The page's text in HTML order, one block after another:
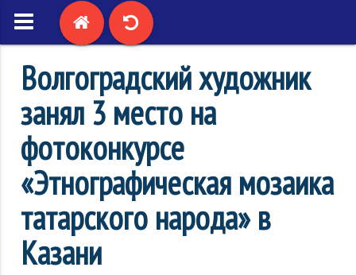
Волгоградский художник
занял 3 место на
фотоконкурсе
«Этнографическая мозаика
татарского народа» в
Казани